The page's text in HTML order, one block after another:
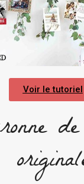
Voir le tutoriel